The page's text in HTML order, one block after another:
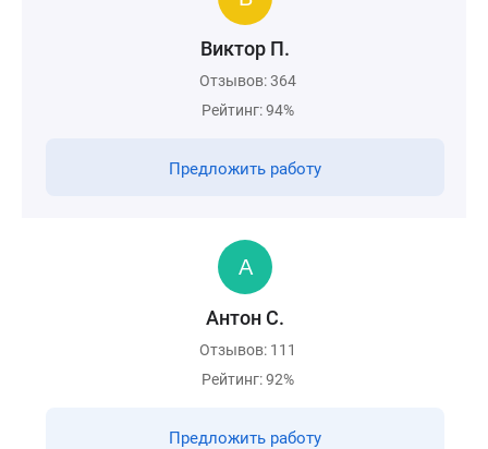
Виктор П.
Отзывов: 364
Рейтинг: 94%
Предложить работу
Антон С.
Отзывов: 111
Рейтинг: 92%
Предложить работу